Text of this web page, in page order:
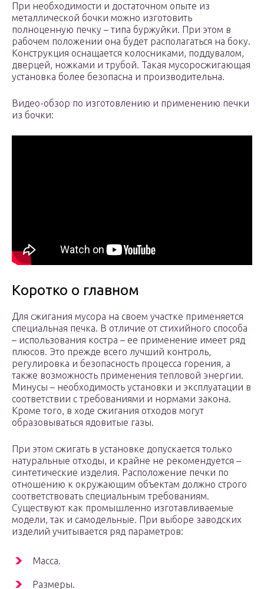
При необходимости и достаточном опыте из
металлической бочки можно изготовить
полноценную печку – типа буржуйки. При этом в
рабочем положении она будет располагаться на боку.
Конструкция оснащается колосниками, поддувалом,
дверцей, ножками и трубой. Такая мусоросжигающая
установка более безопасна и производительна.
Видео-обзор по изготовлению и применению печки
из бочки:
Коротко о главном
Для сжигания мусора на своем участке применяется
специальная печка. В отличие от стихийного способа
– использования костра – ее применение имеет ряд
плюсов. Это прежде всего лучший контроль,
регулировка и безопасность процесса горения, а
также возможность применения тепловой энергии.
Минусы – необходимость установки и эксплуатации в
соответствии с требованиями и нормами закона.
Кроме того, в ходе сжигания отходов могут
образовываться ядовитые газы.
При этом сжигать в установке допускается только
натуральные отходы, и крайне не рекомендуется –
синтетические изделия. Расположение печки по
отношению к окружающим объектам должно строго
соответствовать специальным требованиям.
Существуют как промышленно изготавливаемые
модели, так и самодельные. При выборе заводских
изделий учитывается ряд параметров:
Масса.
Размеры.